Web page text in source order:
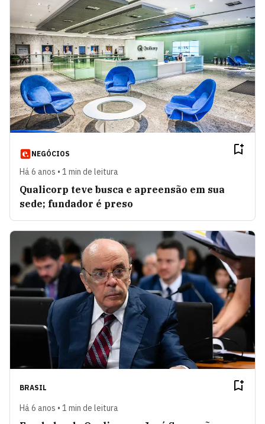
NEGÓCIOS
Há 6 anos • 1 min de leitura
Qualicorp teve busca e apreensão em sua
sede; fundador é preso
BRASIL
Há 6 anos • 1 min de leitura